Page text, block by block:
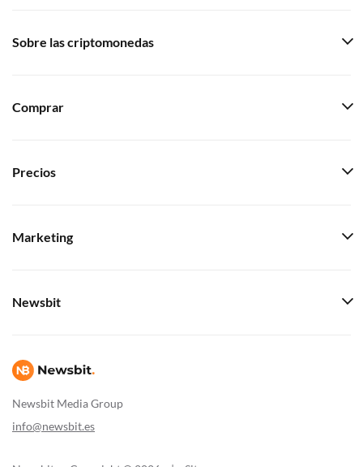
Newsbit Media Group
info@newsbit.es
Sobre las criptomonedas
Comprar
Precios
Marketing
Newsbit